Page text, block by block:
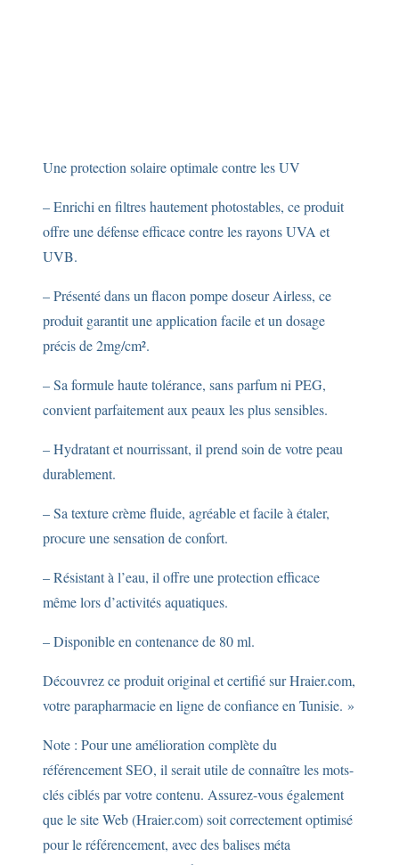
Une protection solaire optimale contre les UV
– Enrichi en filtres hautement photostables, ce produit
offre une défense efficace contre les rayons UVA et
UVB.
– Présenté dans un flacon pompe doseur Airless, ce
produit garantit une application facile et un dosage
précis de 2mg/cm².
– Sa formule haute tolérance, sans parfum ni PEG,
convient parfaitement aux peaux les plus sensibles.
– Hydratant et nourrissant, il prend soin de votre peau
durablement.
– Sa texture crème fluide, agréable et facile à étaler,
procure une sensation de confort.
– Résistant à l’eau, il offre une protection efficace
même lors d’activités aquatiques.
– Disponible en contenance de 80 ml.
Découvrez ce produit original et certifié sur Hraier.com,
votre parapharmacie en ligne de confiance en Tunisie. »
Note : Pour une amélioration complète du
référencement SEO, il serait utile de connaître les mots-
clés ciblés par votre contenu. Assurez-vous également
que le site Web (Hraier.com) soit correctement optimisé
pour le référencement, avec des balises méta